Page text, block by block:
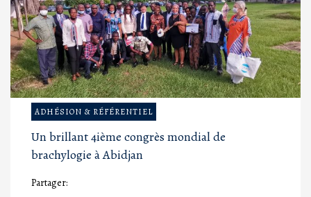
ADHÉSION & RÉFÉRENTIEL
Un brillant 4ième congrès mondial de
brachylogie à Abidjan
Partager: